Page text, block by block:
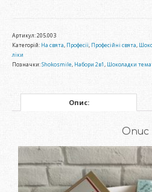
кількість
Артикул:205.003
Категорій: На свята, Професії, Професійні свята,
ліки
Позначки:Shokosmile, Набори 2в1, Шоколадки
Опис:
Опис